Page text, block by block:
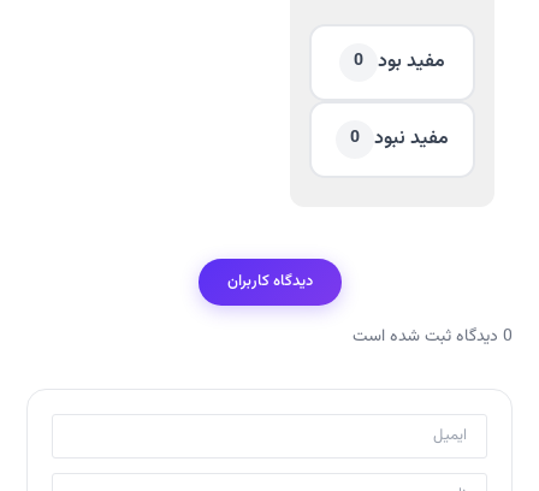
مفید بود 0
مفید نبود 0
دیدگاه کاربران
0 دیدگاه ثبت شده است